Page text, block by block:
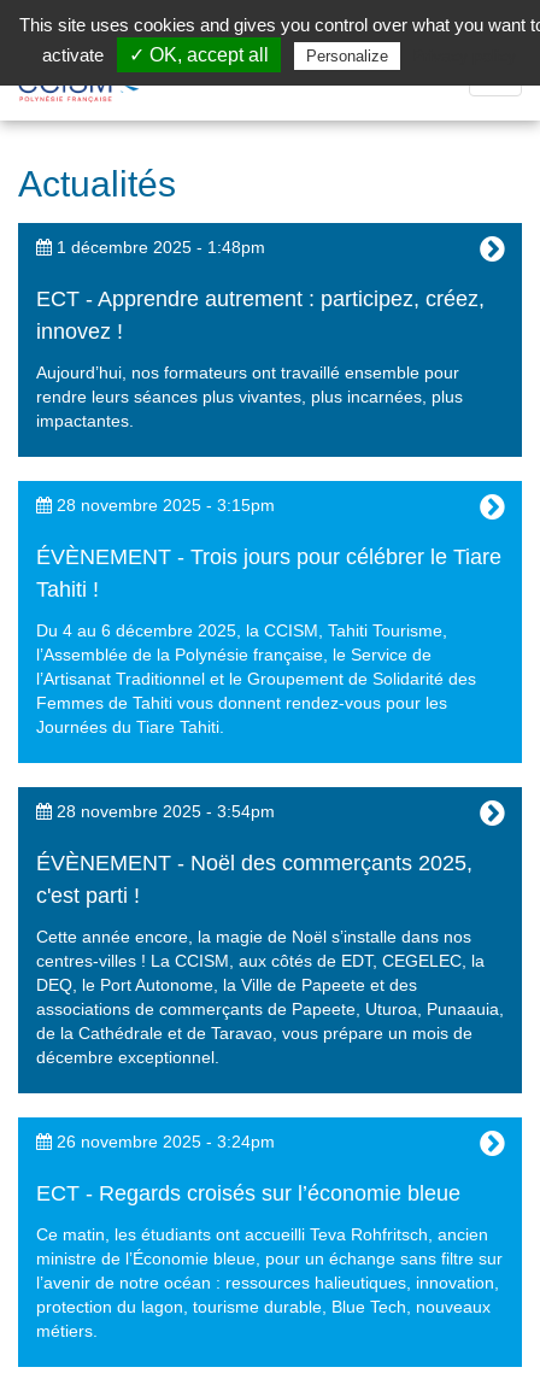
Facebook (Customer Chat) is disabled.
la
Actualités
1 décembre 2025 - 1:48pm
ECT - Apprendre autrement : participez, créez,
innovez !
Aujourd’hui, nos formateurs ont travaillé ensemble pour
rendre leurs séances plus vivantes, plus incarnées, plus
impactantes.
28 novembre 2025 - 3:15pm
ÉVÈNEMENT - Trois jours pour célébrer le Tiare
Tahiti !
Du 4 au 6 décembre 2025, la CCISM, Tahiti Tourisme,
l’Assemblée de la Polynésie française, le Service de
l’Artisanat Traditionnel et le Groupement de Solidarité des
Femmes de Tahiti vous donnent rendez-vous pour les
Journées du Tiare Tahiti.
28 novembre 2025 - 3:54pm
ÉVÈNEMENT - Noël des commerçants 2025,
c'est parti !
Cette année encore, la magie de Noël s’installe dans nos
centres-villes ! La CCISM, aux côtés de EDT, CEGELEC, la
DEQ, le Port Autonome, la Ville de Papeete et des
associations de commerçants de Papeete, Uturoa, Punaauia,
de la Cathédrale et de Taravao, vous prépare un mois de
décembre exceptionnel.
26 novembre 2025 - 3:24pm
ECT - Regards croisés sur l’économie bleue
Ce matin, les étudiants ont accueilli Teva Rohfritsch, ancien
ministre de l’Économie bleue, pour un échange sans filtre sur
l’avenir de notre océan : ressources halieutiques, innovation,
protection du lagon, tourisme durable, Blue Tech, nouveaux
métiers.
This site uses cookies and gives you control over what you want
activate
✓ OK, accept all Personalize